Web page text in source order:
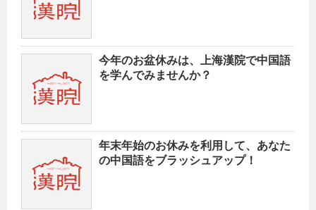
今年のお盆休みは、上海漢院で中国語
を学んでみませんか？
年末年始のお休みを利用して、あなた
の中国語をブラッシュアップ！